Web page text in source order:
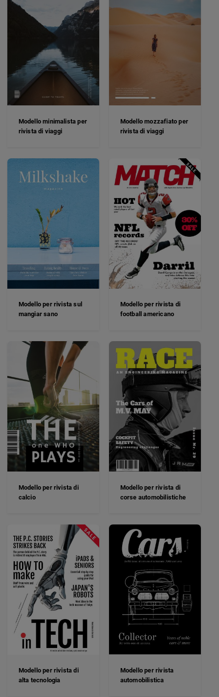
Modello minimalista per
rivista di viaggi
Modello mozzafiato per
rivista di viaggi
Modello per rivista sul
mangiar sano
Modello per rivista di
football americano
Modello per rivista di
corse automobilistiche
Modello per rivista di
calcio
Modello per rivista
automobilistica
Modello per rivista di
alta tecnologia